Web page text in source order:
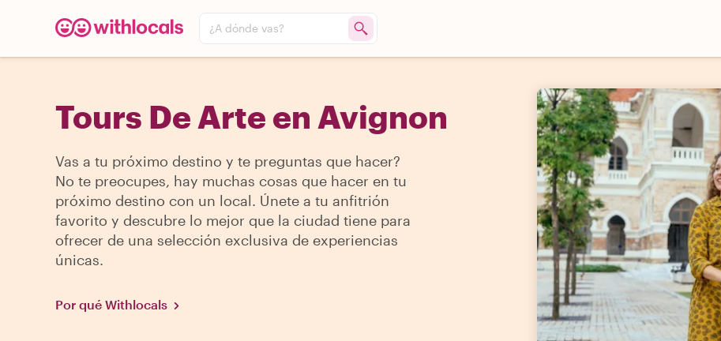
¿A dónde vas?
Tours De Arte en Avignon
Vas a tu próximo destino y te preguntas que hacer?
No te preocupes, hay muchas cosas que hacer en tu
próximo destino con un local. Únete a tu anfitrión
favorito y descubre lo mejor que la ciudad tiene para
ofrecer de una selección exclusiva de experiencias
únicas.
Por qué Withlocals